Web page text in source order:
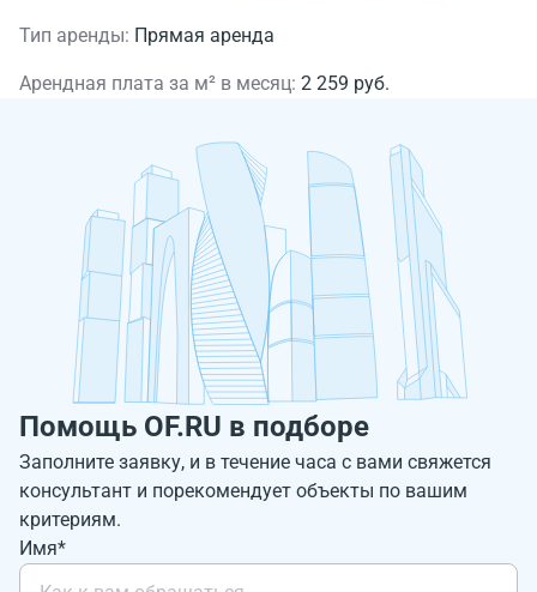
Тип аренды: Прямая аренда
Арендная плата за м² в месяц: 2 259 руб.
Помощь OF.RU в подборе
Заполните заявку, и в течение часа с вами свяжется
консультант и порекомендует объекты по вашим
критериям.
Имя*